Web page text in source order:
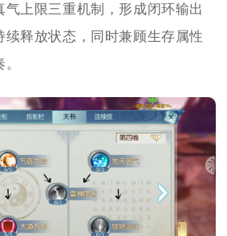
上限三重机制，形成闭环输出
续释放状态，同时兼顾生存属性